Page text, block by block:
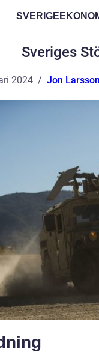
Sveriges
2024 Jon Larsson